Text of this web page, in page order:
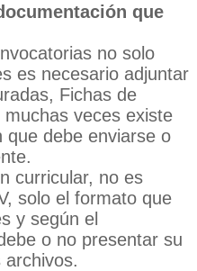
que
no solo
es necesario adjuntar
Fichas de
veces existe
que debe enviarse o
curricular, no es
solo el formato que
y según el
o no presentar su
archivos.